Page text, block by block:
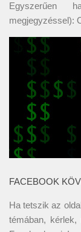
Egyszerűen
megjegyzéssel):
FACEBOOK
Ha tetszik az
témában,